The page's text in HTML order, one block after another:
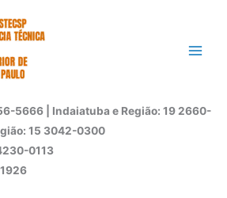
5666 | Indaiatuba e Região: 19 2660-
15 3042-0300
0113